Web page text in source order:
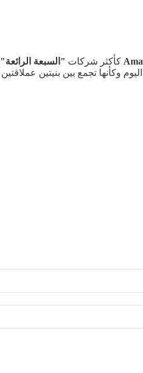
كأكثر شركات "السبعة الرائعة"